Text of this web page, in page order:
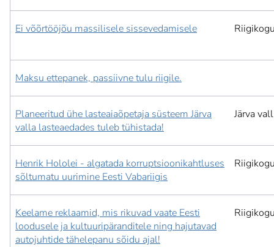
Ei võõrtööjõu massilisele sissevedamisele
Maksu ettepanek, passiivne tulu riigile.
Planeeritud ühe lasteaiaõpetaja süsteem Järva
valla lasteaedades tuleb tühistada!
Järva
Henrik Hololei - algatada korruptsioonikahtluses
sõltumatu uurimine Eesti Vabariigis
Keelame reklaamid, mis rikuvad vaate Eesti
loodusele ja kultuuripäranditele ning hajutavad
autojuhtide tähelepanu sõidu ajal!